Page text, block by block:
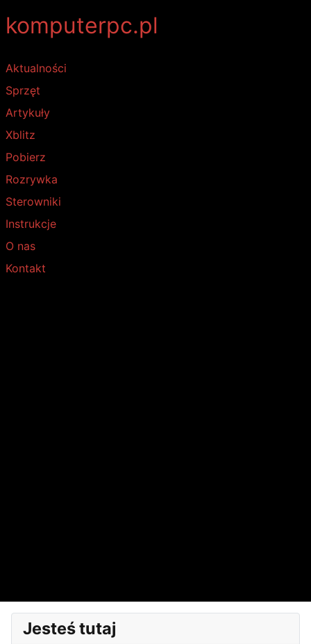
komputerpc.pl
Aktualności
Sprzęt
Artykuły
Xblitz
Pobierz
Rozrywka
Sterowniki
Instrukcje
O nas
Kontakt
Jesteś tutaj